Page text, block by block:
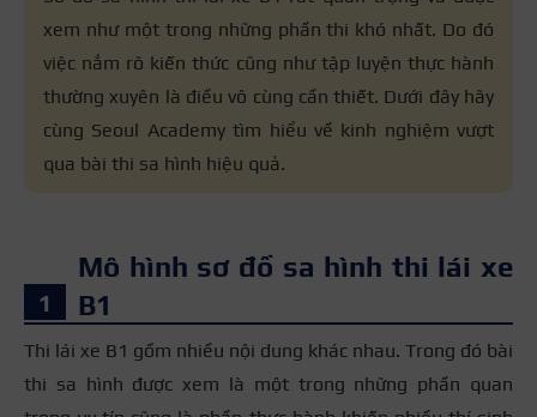
viết được xây dựng dựa trên giáo trình
đào tạo và kinh nghiệm giảng dạy
thực tế, đồng thời được cập nhật
thường xuyên để đảm bảo tính chính
xác.
xem như một trong những phần thi khó nhất. Do đó
việc nắm rõ kiến thức cũng như tập luyện thực hành
thường xuyên là điều vô cùng cần thiết. Dưới đây hãy
cùng Seoul Academy tìm hiểu về kinh nghiệm vượt
qua bài thi sa hình hiệu quả.
Mô hình sơ đồ sa hình thi lái xe
B1
Thi lái xe B1 gồm nhiều nội dung khác nhau. Trong đó bài
thi sa hình được xem là một trong những phần quan